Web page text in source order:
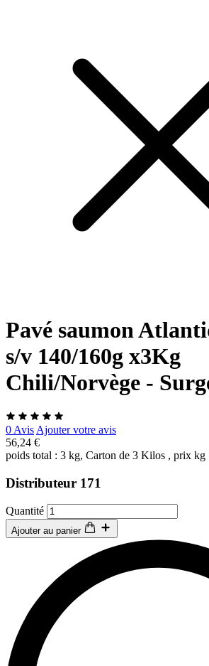
Pavé saumon
s/v 140/160g x3Kg
Chili/Norvège -
0 Avis Ajouter votre avis
56,24 €
poids total : 3 kg, Carton de 3 Kilos , prix kg
Distributeur 171
Quantité
Ajouter au panier